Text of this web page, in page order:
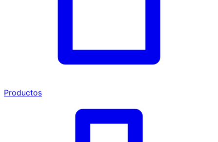
Productos